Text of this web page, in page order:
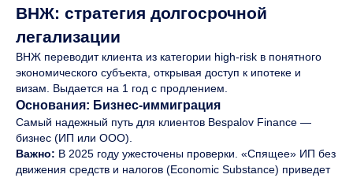
ВНЖ: стратегия долгосрочной
легализации
ВНЖ переводит клиента из категории high-risk в понятного
экономического субъекта, открывая доступ к ипотеке и
визам. Выдается на 1 год с продлением.
Основания: Бизнес-иммиграция
Самый надежный путь для клиентов Bespalov Finance —
бизнес (ИП или ООО).
Важно: В 2025 году ужесточены проверки. «Спящее» ИП без
движения средств и налогов (Economic Substance) приведет